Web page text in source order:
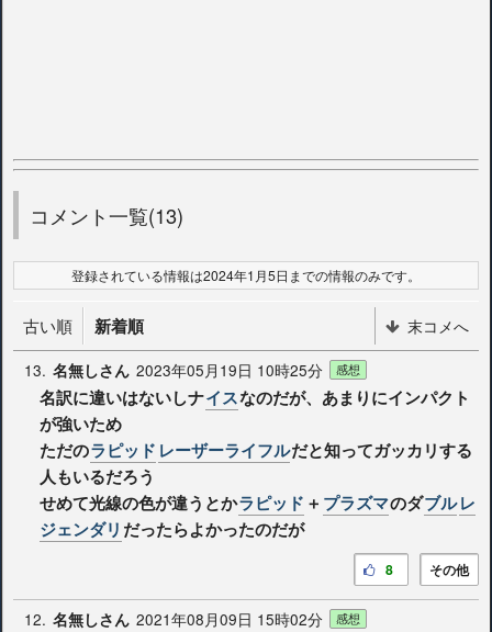
コメント一覧(13)
登録されている情報は2024年1月5日までの情報のみです。
古い順 新着順
末コメへ
13. 名無しさん 2023年05月19日 10時25分 感想
名訳に違いはないしナイスなのだが、あまりにインパクト
が強いため
ただのラピッド レーザーライフルだと知ってガッカリする
人もいるだろう
せめて光線の色が違うとかラピッド ＋ プラズマのダブルレ
ジェンダリ だったらよかったのだが
その他
8
12. 名無しさん 2021年08月09日 15時02分 感想